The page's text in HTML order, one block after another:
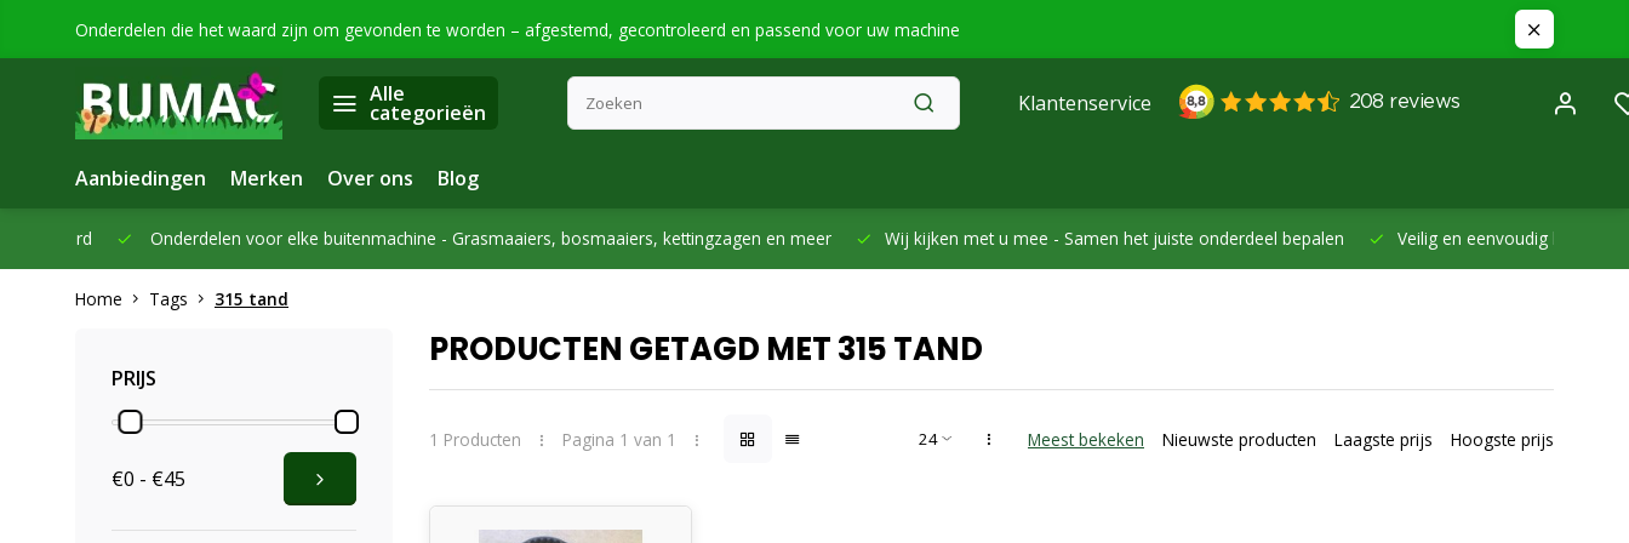
Onderdelen die het waard zijn om gevonden te worden – afgestemd, gecontroleerd en passend voor uw machine
Alle
categorieën Klantenservice
Aanbiedingen Merken Over ons Blog
Onderdelen voor elke buitenmachine -Grasmaaiers, bosmaaiers, kettingzagen en meer Wij kijken met u mee -Samen het juiste onderdeel bepalen Veilig en eenvoudig betalen -
Home Tags 315 tand
PRIJS
€0 - €45
PRODUCTEN GETAGD MET 315 TAND
1 Producten Pagina 1 van 1 Meest bekeken Nieuwste producten Laagste prijs Hoogste prijs